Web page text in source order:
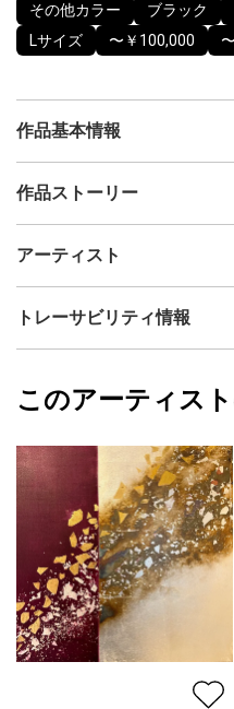
その他カラー ブラック
Lサイズ
〜￥100,000
作品基本情報
出品者
制作年
その他
カラー
その他カラ
ジャンル
日本画
配送目安
二週間以内
作品ストーリー
アーティスト
YUKI
フォローする
トレーサビリティ情報
YUKI
このアーティス